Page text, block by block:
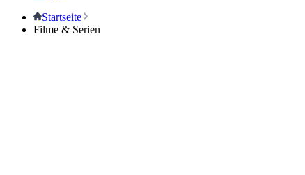
Startseite
Filme & Serien